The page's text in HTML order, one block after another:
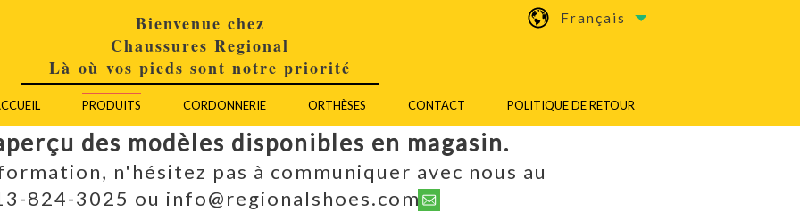
Français
Bienvenue chez
Chaussures Regional
Là où vos pieds sont notre priorité
PRODUITS CORDONNERIE ORTHÈSES CONTACT POLITIQUE DE RETOUR
des modèles disponibles en magasin.
n'hésitez pas à communiquer avec nous au
824-3025 ou info@regionalshoes.com